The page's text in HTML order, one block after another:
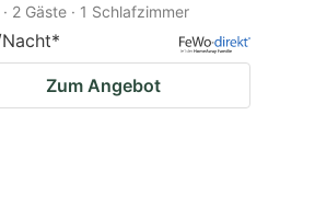
2 Gäste · 1 Schlafzimmer
*
Zum Angebot